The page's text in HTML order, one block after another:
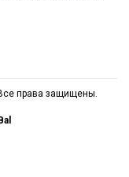
права защищены.